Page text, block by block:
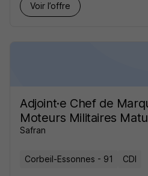
Voir l’offre
Adjoint·e Chef de
Moteurs Militaires
Safran
Corbeil-Essonnes - 91 CDI